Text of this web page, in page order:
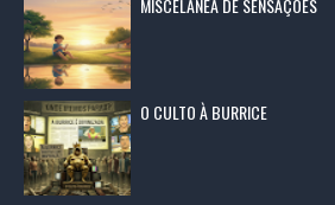
MISCELÂNEA DE SENSAÇÕES
O CULTO À BURRICE